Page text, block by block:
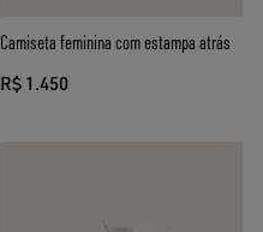
Camiseta feminina com estampa atrás
R$ 1.450